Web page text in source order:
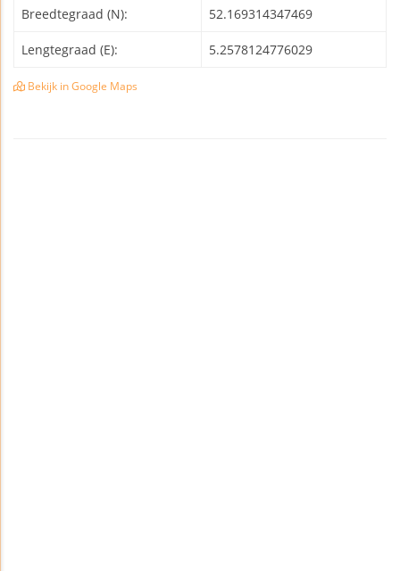
Breedtegraad (N): 52.169314347469
Lengtegraad (E): 5.2578124776029
Bekijk in Google Maps